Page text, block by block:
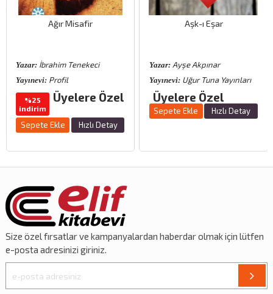
Ağır Misafir
Yazar: İbrahim Tenekeci
Yayınevi: Profil
%25
indirim
Üyelere Özel
Sepete Ekle Hızlı Detay
Aşk-ı Eşar
Yazar:Ayşe Akpınar
Yayınevi:Uğur Tuna Yayınları
Üyelere Özel
Sepete Ekle Hızlı Detay
Size özel fırsatlarve kampanyalardan haberdar olmak için lütfen
e-posta adresinizi giriniz.